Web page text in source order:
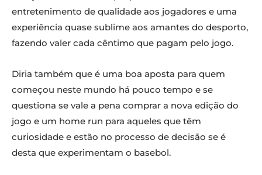
entretenimento de qualidade aos jogadores e uma
experiência quase sublime aos amantes do desporto,
fazendo valer cada cêntimo que pagam pelo jogo.
Diria também que é uma boa aposta para quem
começou neste mundo há pouco tempo e se
questiona se vale a pena comprar a nova edição do
jogo e um home run para aqueles que têm
curiosidade e estão no processo de decisão se é
desta que experimentam o basebol.